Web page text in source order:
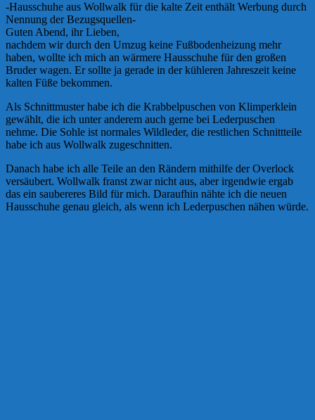
-Hausschuhe aus Wollwalk für die kalte Zeit enthält Werbung durch
Nennung der Bezugsquellen-
Guten Abend, ihr Lieben,
nachdem wir durch den Umzug keine Fußbodenheizung mehr
haben, wollte ich mich an wärmere Hausschuhe für den großen
Bruder wagen. Er sollte ja gerade in der kühleren Jahreszeit keine
kalten Füße bekommen.
Als Schnittmuster habe ich die Krabbelpuschen von Klimperklein
gewählt, die ich unter anderem auch gerne bei Lederpuschen
nehme. Die Sohle ist normales Wildleder, die restlichen Schnittteile
habe ich aus Wollwalk zugeschnitten.
Danach habe ich alle Teile an den Rändern mithilfe der Overlock
versäubert. Wollwalk franst zwar nicht aus, aber irgendwie ergab
das ein saubereres Bild für mich. Daraufhin nähte ich die neuen
Hausschuhe genau gleich, als wenn ich Lederpuschen nähen würde.